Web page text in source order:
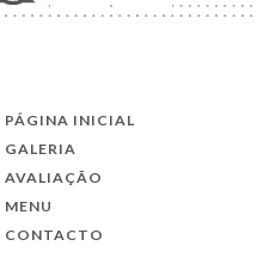
PÁGINA INICIAL
GALERIA
AVALIAÇÃO
MENU
CONTACTO